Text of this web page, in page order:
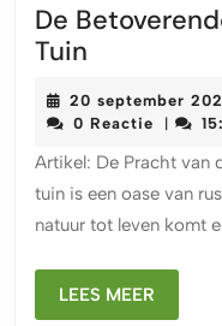
De
Tuin
de
Tuin
20 september
0 Reactie |
Artikel: De Pracht van
tuin is een oase van
natuur tot leven komt
LEES MEER
MEER